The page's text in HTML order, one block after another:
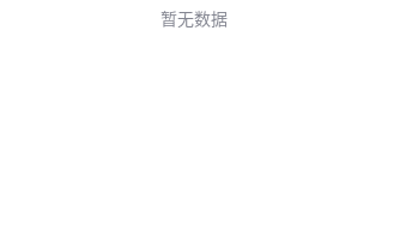
暂无数据